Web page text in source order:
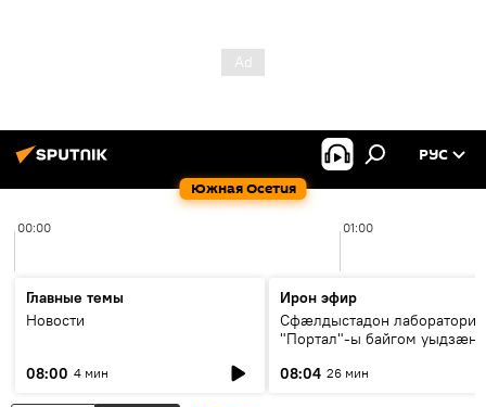
Южная Осетия
РУС
00:00 01:00
Главные темы
Новости
08:00 4 мин
Ирон эфир
Сфæлдыстадон лаборатори
"Портал"-ы байгом уыдзæн
Æхсары куыстыты равдыст
08:04 26 мин